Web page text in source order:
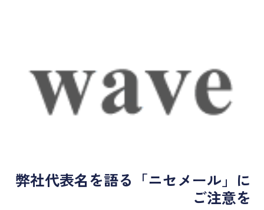
弊社代表名を語る「ニセメール」に
ご注意を